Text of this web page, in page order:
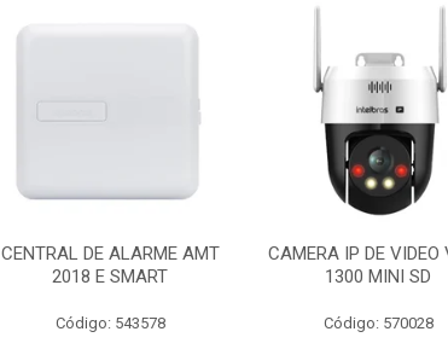
CENTRAL DE ALARME AMT
2018 E SMART
Código: 543578
CAMERA IP DE VIDEO
1300 MINI SD
Código: 570028